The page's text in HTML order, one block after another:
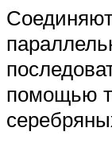
помощью